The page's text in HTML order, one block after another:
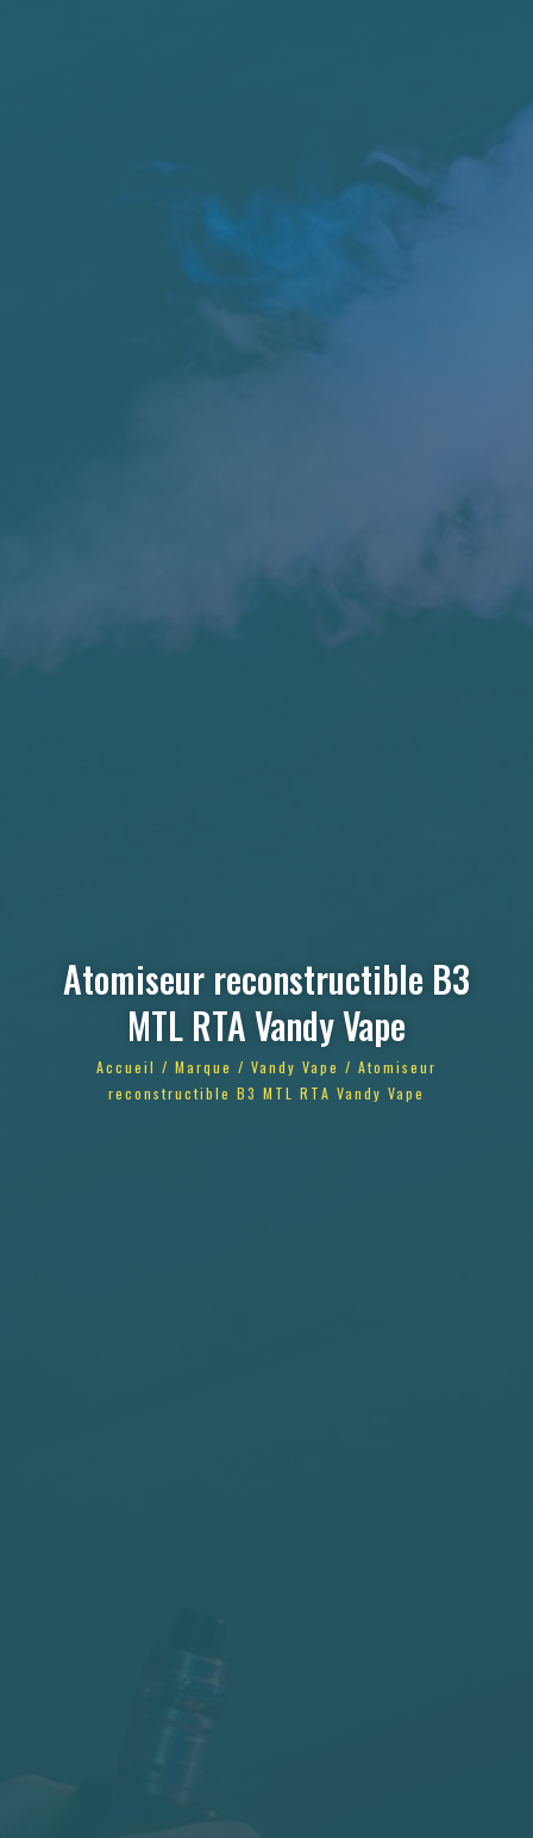
Atomiseur reconstructible B3
MTL RTA Vandy Vape
Accueil / Marque / Vandy Vape / Atomiseur
reconstructible B3 MTL RTA Vandy Vape